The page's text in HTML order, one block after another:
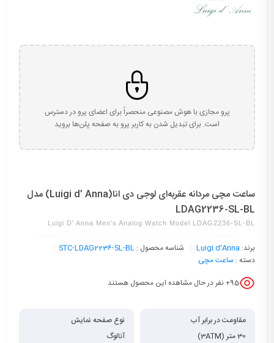
پرو مجازی با هوش مصنوعی منحصراً برای اعضای پرو در دسترس
است. برای تبدیل شدن به کاربر پرو به صفحه پلن‌ها بروید
ساعت مچی مردانه عقربه‌ای لوجی دی انا(Luigi d’ Anna) مدل
LDAG2236-SL-BL
Luigi D' Anna Men's Analog Watch Model LDAG2236-SL-BL
برند: Luigi d'Anna شناسه محصول : STC-LDAG2236-SL-BL
دسته : ساعت مچی
95+ نفر در حال مشاهده این محصول هستند
مقاومت در برابر آب
30 متر (3ATM)
نوع صفحه نمایش
آنالوگ